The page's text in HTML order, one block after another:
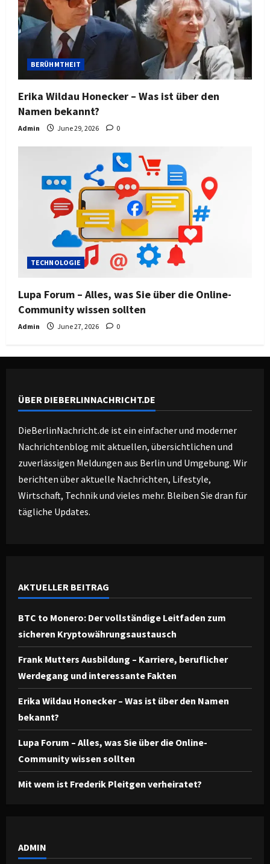
BERÜHMTHEIT
Erika Wildau Honecker – Was ist über den
Namen bekannt?
Admin June 29, 2026 0
TECHNOLOGIE
Lupa Forum – Alles, was Sie über die Online-
Community wissen sollten
Admin June 27, 2026 0
ÜBER DIEBERLINNACHRICHT.DE
DieBerlinNachricht.de ist ein einfacher und moderner
Nachrichtenblog mit aktuellen, übersichtlichen und
zuverlässigen Meldungen aus Berlin und Umgebung. Wir
berichten über aktuelle Nachrichten, Lifestyle,
Wirtschaft, Technik und vieles mehr. Bleiben Sie dran für
tägliche Updates.
AKTUELLER BEITRAG
BTC to Monero: Der vollständige Leitfaden zum
sicheren Kryptowährungsaustausch
Frank Mutters Ausbildung – Karriere, beruflicher
Werdegang und interessante Fakten
Erika Wildau Honecker – Was ist über den Namen
bekannt?
Lupa Forum – Alles, was Sie über die Online-
Community wissen sollten
Mit wem ist Frederik Pleitgen verheiratet?
ADMIN